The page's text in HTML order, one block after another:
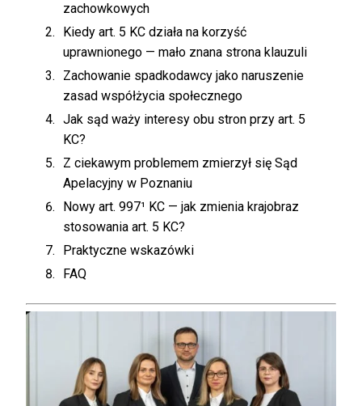
zachowkowych
Kiedy art. 5 KC działa na korzyść
uprawnionego — mało znana strona klauzuli
Zachowanie spadkodawcy jako naruszenie
zasad współżycia społecznego
Jak sąd waży interesy obu stron przy art. 5
KC?
Z ciekawym problemem zmierzył się Sąd
Apelacyjny w Poznaniu
Nowy art. 997¹ KC — jak zmienia krajobraz
stosowania art. 5 KC?
Praktyczne wskazówki
FAQ